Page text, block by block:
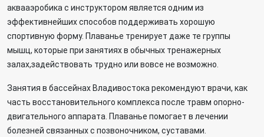
аквааэробика с инструктором является одним из
эффективнейших способов поддерживать хорошую
спортивную форму. Плаванье тренирует даже те группы
мышц, которые при занятиях в обычных тренажерных
залах,задействовать трудно или вовсе не возможно.
Занятия в бассейнах Владивостока рекомендуют врачи, как
часть восстановительного комплекса после травм опорно-
двигательного аппарата. Плаванье помогает в лечении
болезней связанных с позвоночником, суставами.